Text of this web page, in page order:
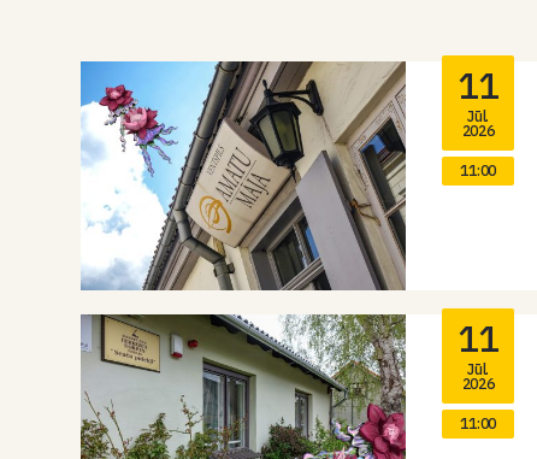
11
Jūl.
2026
11:00
11
Jūl.
2026
11:00